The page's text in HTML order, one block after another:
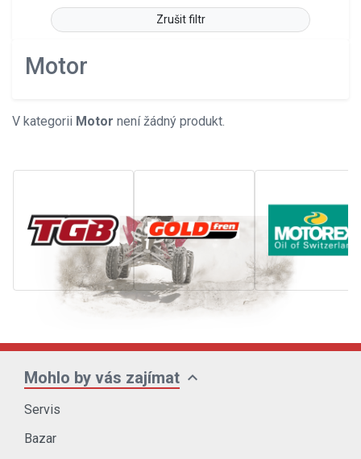
Zrušit filtr
Motor
V kategorii Motor není žádný produkt.
Mohlo by vás zajímat expand_more
Servis
Bazar